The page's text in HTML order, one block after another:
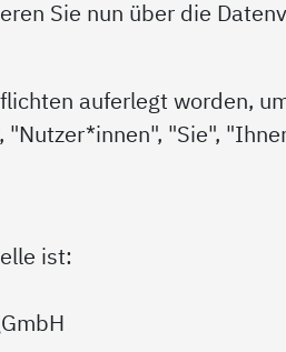
Sie nun über die
auferlegt worden,
"Sie",
ist: